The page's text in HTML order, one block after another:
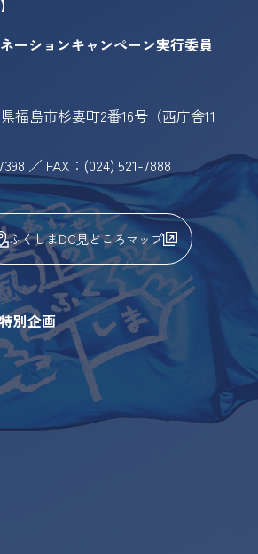
ーションキャンペーン実行委員
福島市杉妻町2番16号（西庁舎11
／ FAX：(024) 521-7888
ふくしまDC見どころマップ
別企画